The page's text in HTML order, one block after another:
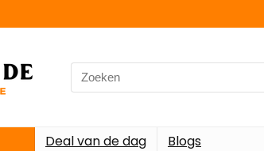
Search
for:
Deal van de dag Blogs